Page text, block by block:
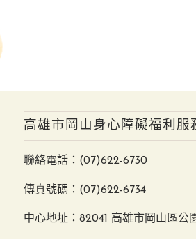
高雄市岡山身心障礙福利服
聯絡電話： (07)622-6730
傳真號碼：(07)622-6734
中心地址：82041 高雄市岡山區公